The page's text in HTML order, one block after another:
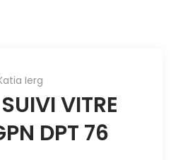
Ierg
VITRE
DPT 76